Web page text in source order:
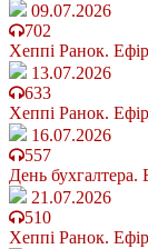
09.07.2026
702
Хеппі Ранок.
13.07.2026
633
Хеппі Ранок.
16.07.2026
557
День бухгалтера.
21.07.2026
510
Хеппі Ранок.